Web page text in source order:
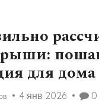
для дома
4 янв 2026 0